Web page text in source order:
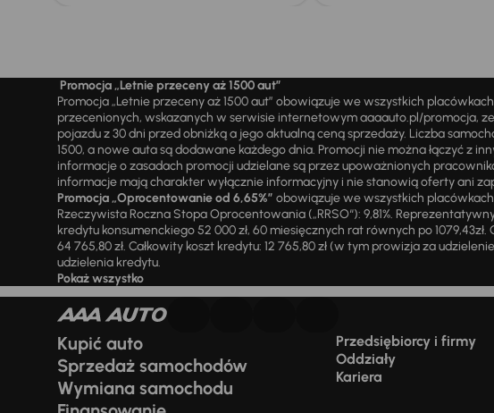
Promocja „Letnie przeceny aż 1500 aut”
Promocja „Letnie przeceny aż 1500 aut” obowiązuje we wszystkich
przecenionych, wskazanych w serwisie internetowym aaaauto.pl/promocja,
pojazdu z 30 dni przed obniżką a jego aktualną ceną sprzedaży. Liczba
1500, a nowe auta są dodawane każdego dnia. Promocji nie można łączyć z
informacje o zasadach promocji udzielane są przez upoważnionych
informacje mają charakter wyłącznie informacyjny i nie stanowią oferty ani
Promocja „Oprocentowanie od 6,65%” obowiązuje we wszystkich
Rzeczywista Roczna Stopa Oprocentowania („RRSO“): 9,81%.
kredytu konsumenckiego 52 000 zł, 60 miesięcznych rat równych po
64 765,80 zł. Całkowity koszt kredytu: 12 765,80 zł (w tym prowizja za
udzielenia kredytu.
Pokaż wszystko
Kupić auto
Sprzedaż samochodów
Wymiana samochodu
Przedsiębiorcy i firmy
Oddziały
Kariera